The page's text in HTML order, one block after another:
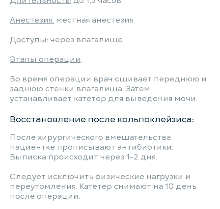
Анестезия: местная анестезия
Доступы: через влагалище
Этапы операции:
Во время операции врач сшивает переднюю и
заднюю стенки влагалища. Затем
устанавливает катетер для выведения мочи.
Восстановление после кольпоклейзиса:
После хирургического вмешательства
пациентке прописывают антибиотики.
Выписка происходит через 1-2 дня.
Следует исключить физические нагрузки и
переутомления. Катетер снимают на 10 день
после операции.